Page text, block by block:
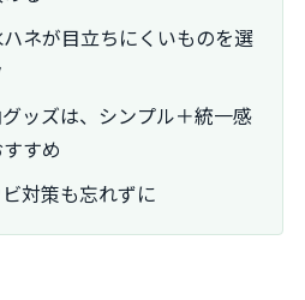
ネが目立ちにくいものを選
ッズは、シンプル＋統一感
すめ
対策も忘れずに